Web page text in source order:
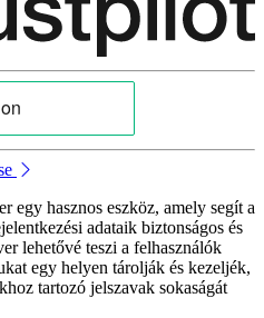
egy hasznos eszköz, amely segít a
adataik biztonságos és
lehetővé teszi a felhasználók
egy helyen tárolják és kezeljék,
tartozó jelszavak sokaságát